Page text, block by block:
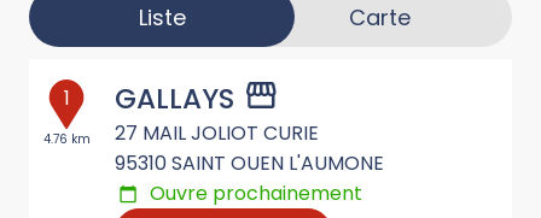
Liste Carte
1
4.76 km
GALLAYS
27 MAIL JOLIOT CURIE
95310SAINT OUEN L'AUMONE
Ouvre prochainement